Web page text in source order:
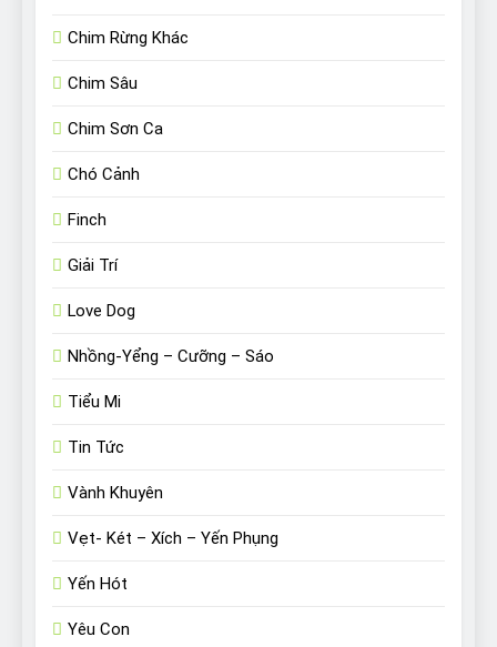
Chim Rừng Khác
Chim Sâu
Chim Sơn Ca
Chó Cảnh
Finch
Giải Trí
Love Dog
Nhồng-Yểng – Cưỡng – Sáo
Tiểu Mi
Tin Tức
Vành Khuyên
Vẹt- Két – Xích – Yến Phụng
Yến Hót
Yêu Con